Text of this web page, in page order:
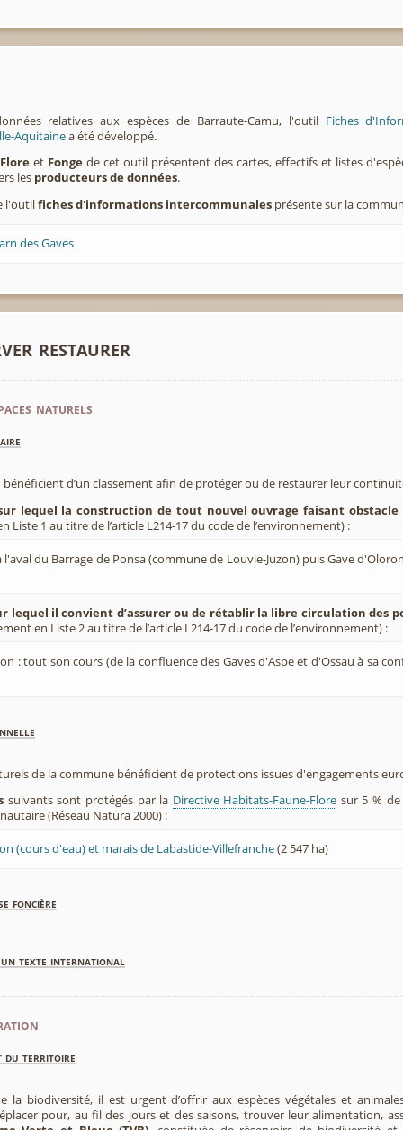
relatives aux espèces de Barraute-Camu, l'outil Fiches
Aquitainea été développé.
Flore et Fonge de cet outil présentent des cartes, effectifs et listes
les producteurs de données.
l'outilfiches d'informations intercommunalesprésente sur la
des Gaves
restaurer
naturels
bénéficient d’un classement afin de protéger ou de restaurer leur
lequel la construction de tout nouvel ouvrage faisant
Liste 1 au titre de l’article L214-17 du code de l’environnement) :
l'aval du Barrage de Ponsa (commune de Louvie-Juzon) puis Gave
lequel il convient d’assurer ou de rétablir la libre circulation des
en Liste 2 au titre de l’article L214-17 du code de l’environnement) :
: tout son cours (de la confluence des Gaves d'Aspe et d'Ossau à sa
de la commune bénéficient de protections issues d'engagements
suivants sont protégés par la Directive Habitats-Faune-Flore sur 5 %
(Réseau Natura 2000) :
(cours d'eau) et marais de Labastide-Villefranche(2 547 ha)
foncière
texte international
du territoire
la biodiversité, il est urgent d’offrir aux espèces végétales et
pour, au fil des jours et des saisons, trouver leur alimentation,